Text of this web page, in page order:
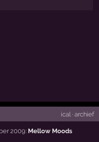
ical · archief
2009: Mellow Moods